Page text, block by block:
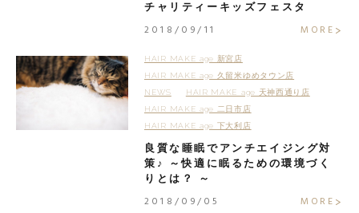
チャリティーキッズフェスタ
2018/09/11 MORE
HAIR MAKE age 新宮店
HAIR MAKE age 久留米ゆめタウン店
NEWS
HAIR MAKE age 天神西通り店
HAIR MAKE age 二日市店
HAIR MAKE age 下大利店
良質な睡眠でアンチエイジング対
策♪ ～快適に眠るための環境づく
りとは？ ～
2018/09/05 MORE